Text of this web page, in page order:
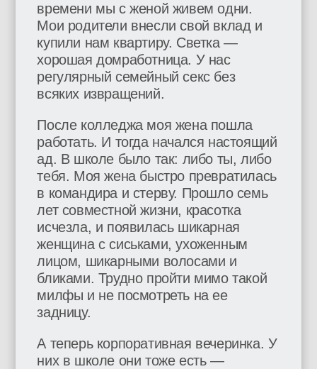
времени мы с женой живем одни.
Мои родители внесли свой вклад и
купили нам квартиру. Светка —
хорошая домработница. У нас
регулярный семейный секс без
всяких извращений.
После колледжа моя жена пошла
работать. И тогда начался настоящий
ад. В школе было так: либо ты, либо
тебя. Моя жена быстро превратилась
в командира и стерву. Прошло семь
лет совместной жизни, красотка
исчезла, и появилась шикарная
женщина с сиськами, ухоженным
лицом, шикарными волосами и
бликами. Трудно пройти мимо такой
милфы и не посмотреть на ее
задницу.
А теперь корпоративная вечеринка. У
них в школе они тоже есть —